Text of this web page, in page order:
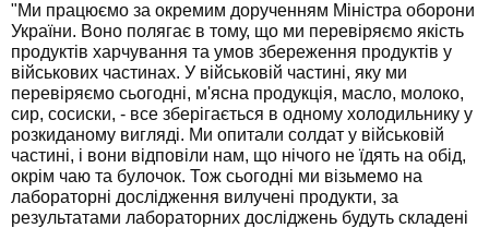
"Ми працюємо за окремим дорученням Міністра оборони
України. Воно полягає в тому, що ми перевіряємо якість
продуктів харчування та умов збереження продуктів у
військових частинах. У військовій частині, яку ми
перевіряємо сьогодні, м'ясна продукція, масло, молоко,
сир, сосиски, - все зберігається в одному холодильнику у
розкиданому вигляді. Ми опитали солдат у військовій
частині, і вони відповіли нам, що нічого не їдять на обід,
окрім чаю та булочок. Тож сьогодні ми візьмемо на
лабораторні дослідження вилучені продукти, за
результатами лабораторних досліджень будуть складені